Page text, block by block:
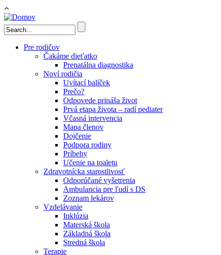
Skočiť na hlavný obsah
Vyhľadávanie
Pre rodičov
Čakáme dieťatko
Prenatálna diagnostika
Noví rodičia
Uvítací balíček
Prečo?
Odpovede prináša život
Prvá etapa života – radí pediater
Včasná intervencia
Mapa členov
Dojčenie
Podpora rodiny
Príbehy
Učenie na toaletu
Zdravotnícka starostlivosť
Odporúčané vyšetrenia
Ambulancia pre ľudí s DS
Zoznam lekárov
Vzdelávanie
Inklúzia
Materská škola
Základná škola
Stredná škola
Terapie